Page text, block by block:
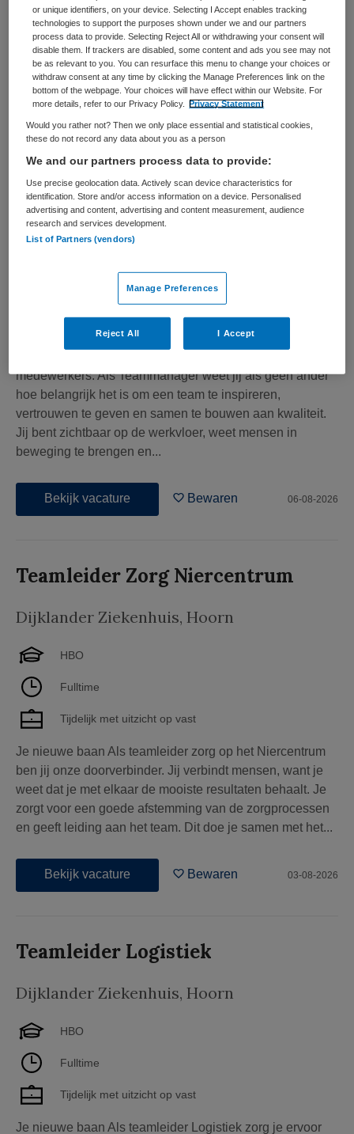
met alle Dijklanders bouw je mee aan sterke en
herkenbare verhalen naar binnen en buiten. Je adviseert
over uiteenlopende onderwerpen- zoals over...
Bekijk vacature Bewaren
Teammanager
Maandag,Hoorn
Niet nader bepaald
Tijdelijk met uitzicht op vast
medewerkers. Als Teammanager weet jij als geen ander
hoe belangrijk het is om een team te inspireren,
vertrouwen te geven en samen te bouwen aan kwaliteit.
Jij bent zichtbaar op de werkvloer, weet mensen in
beweging te brengen en...
Bekijk vacature Bewaren 06-08-2026
Teamleider Zorg Niercentrum
Dijklander Ziekenhuis, Hoorn
HBO
Fulltime
Tijdelijk met uitzicht op vast
Je nieuwe baan Als teamleider zorg op het Niercentrum
ben jij onze doorverbinder. Jij verbindt mensen, want je
weet dat je met elkaar de mooiste resultaten behaalt. Je
zorgt voor een goede afstemming van de zorgprocessen
en geeft leiding aan het team. Dit doe je samen met het...
Bekijk vacature Bewaren 03-08-2026
Teamleider Logistiek
Dijklander Ziekenhuis, Hoorn
HBO
Fulltime
Tijdelijk met uitzicht op vast
Je nieuwe baan Als teamleider Logistiek zorg je ervoor
or unique identifiers, on your device. Selecting I Accept enables tracking
technologies to support the purposes shown under we and our partners
process data to provide. Selecting Reject All or withdrawing your consent will
disable them. If trackers are disabled, some content and ads you see may not
be as relevant to you. You can resurface this menu to change your choices or
withdraw consent at any time by clicking the Manage Preferences link on the
bottom of the webpage. Your choices will have effect within our Website. For
more details, refer to our Privacy Policy.
Privacy Statement
Would you rather not? Then we only place essential and statistical cookies,
these do not record any data about you as a person
We and our partners process data to provide:
Use precise geolocation data. Actively scan device characteristics for
identification. Store and/or access information on a device. Personalised
advertising and content, advertising and content measurement, audience
research and services development.
List of Partners (vendors)
Manage Preferences
Reject All I Accept